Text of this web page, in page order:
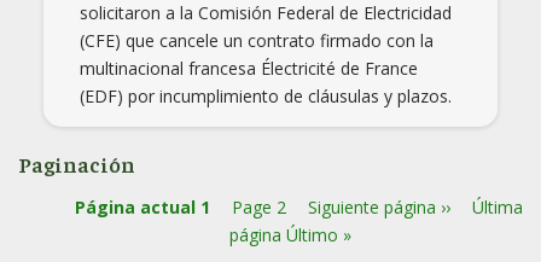
solicitaron a la Comisión Federal de Electricidad
(CFE) que cancele un contrato firmado con la
multinacional francesa Électricité de France
(EDF) por incumplimiento de cláusulas y plazos.
Paginación
Página actual 1 Page 2 Siguiente página ››
Última
página Último »